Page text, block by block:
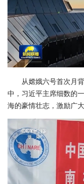
从嫦娥六号首次月
中，习近平主席细数的
海的豪情壮志，激励广